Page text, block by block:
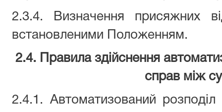
2.3.4. Визначення присяжних
встановленими Положенням.
2.4. Правила здійснення
справ між
2.4.1. Автоматизований розподіл